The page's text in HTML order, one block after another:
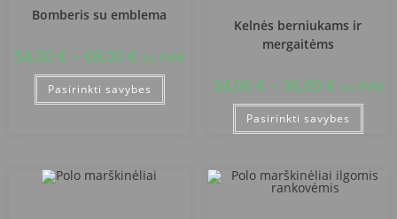
Bomberis su emblema
54,00 € – 68,00 € su PVM
Pasirinkti savybes
Kelnės berniukams ir
mergaitėms
34,00 € – 36,00 € su PVM
Pasirinkti savybes